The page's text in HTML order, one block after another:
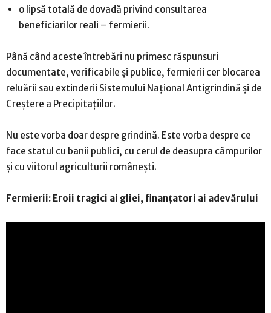
o lipsă totală de dovadă privind consultarea
beneficiarilor reali – fermierii.
Până când aceste întrebări nu primesc răspunsuri
documentate, verificabile și publice, fermierii cer blocarea
reluării sau extinderii Sistemului Național Antigrindină și de
Creștere a Precipitațiilor.
Nu este vorba doar despre grindină. Este vorba despre ce
face statul cu banii publici, cu cerul de deasupra câmpurilor
și cu viitorul agriculturii românești.
Fermierii: Eroii tragici ai gliei, finanțatori ai adevărului